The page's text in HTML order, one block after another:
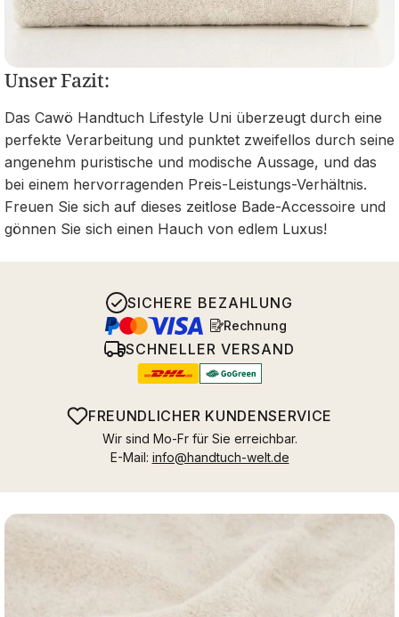
Unser Fazit:
Das Cawö Handtuch Lifestyle Uni überzeugt durch eine
perfekte Verarbeitung und punktet zweifellos durch seine
angenehm puristische und modische Aussage, und das
bei einem hervorragenden Preis-Leistungs-Verhältnis.
Freuen Sie sich auf dieses zeitlose Bade-Accessoire und
gönnen Sie sich einen Hauch von edlem Luxus!
SICHERE BEZAHLUNG
Rechnung
SCHNELLER VERSAND
FREUNDLICHER KUNDENSERVICE
Wir sind Mo-Fr für Sie erreichbar.
E-Mail: info@handtuch-welt.de